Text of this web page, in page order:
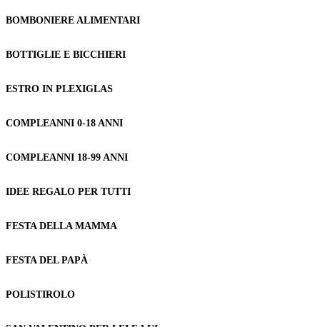
BOMBONIERE ALIMENTARI
BOTTIGLIE E BICCHIERI
ESTRO IN PLEXIGLAS
COMPLEANNI 0-18 ANNI
COMPLEANNI 18-99 ANNI
IDEE REGALO PER TUTTI
FESTA DELLA MAMMA
FESTA DEL PAPÀ
POLISTIROLO